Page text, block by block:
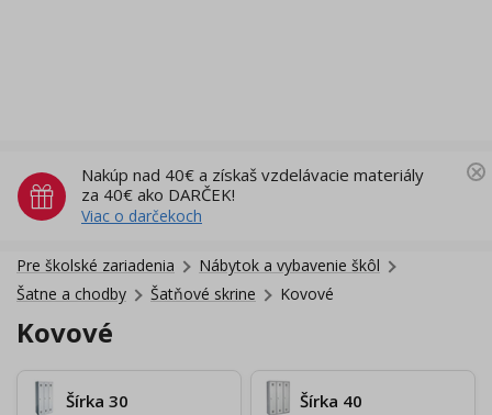
Nakúp nad 40€ a získaš vzdelávacie materiály
za 40€ ako DARČEK!
Viac o darčekoch
Pre školské zariadenia
Nábytok a vybavenie škôl
Šatne a chodby
Šatňové skrine Kovové
Kovové
Šírka 30 Šírka 40